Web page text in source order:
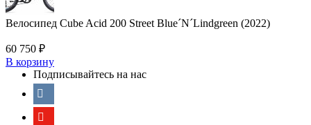
Велосипед Cube Acid 200 Street Blue´N´Lindgreen (2022)
60 750 ₽
В корзину
Подписывайтесь на нас